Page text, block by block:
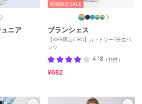
ニア
期間限定SALE
ブランシェス
【WEB限定/DRC】カットソー7分丈パ
ンツ
4.18 （11件）
¥682